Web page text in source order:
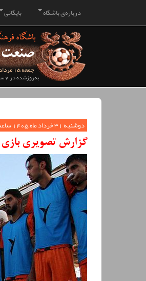
بایگانی درباره‌ی باشگاه
جمعه 15 مرداد ماه 1405
به‌روزشده در 7 ساعت و 29 دقیقه قبل
دوشنبه 31 خرداد ماه 1405 ساعت 10:05
گزارش تصویری